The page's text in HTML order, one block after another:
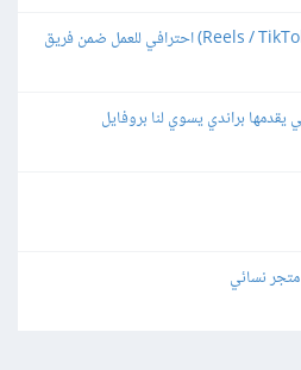
براندي يسوي لنا بروفايل
نسائي